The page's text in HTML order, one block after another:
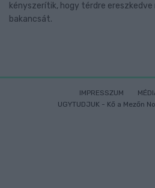
kényszerítik, hogy térdre
bakancsát.
IMPRESSZUM
UGYTUDJUK - Kő a Mezőn